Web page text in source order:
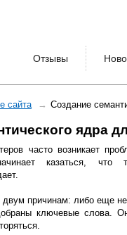
Отзывы
сайта Создание
ядра
часто возникает
казаться, что
двум причинам: либо еще
ключевые слова.